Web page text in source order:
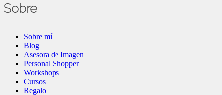
Sobre
Sobre mí
Blog
Asesora de Imagen
Personal Shopper
Workshops
Cursos
Regalo